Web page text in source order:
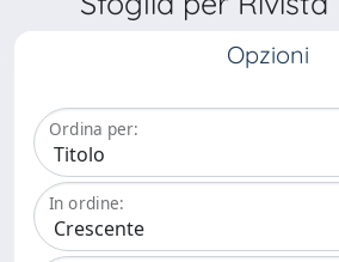
Opzioni
Ordina per:
In ordine: